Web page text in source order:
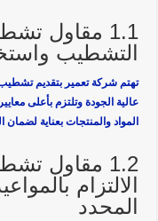
1.1 مقاول
التشطيب
تهتم شركة تعمير بتقديم
عالية الجودة وتلتزم بأعلى
المواد والمنتجات بعناية لضمان
1.2 مقاول
الالتزام
المحدد